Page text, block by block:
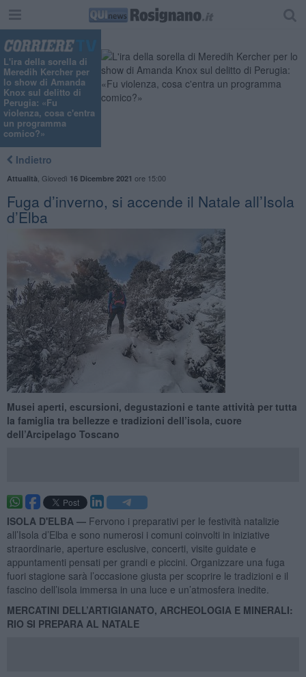
L'ira della sorella di
Meredih Kercher per
lo show di Amanda
Knox sul delitto di
Perugia: «Fu
violenza, cosa c'entra
un programma
comico?»
Indietro
Attualità Giovedì 16 Dicembre 2021 ore 15:00
Fuga d’inverno, si accende il Natale all’Isola
d’Elba
Musei aperti, escursioni, degustazioni e tante attività per tutta
la famiglia tra bellezze e tradizioni dell’isola, cuore
dell’Arcipelago Toscano
ISOLA D'ELBA — Fervono i preparativi per le festività natalizie
all’Isola d’Elba e sono numerosi i comuni coinvolti in iniziative
straordinarie, aperture esclusive, concerti, visite guidate e
appuntamenti pensati per grandi e piccini. Organizzare una fuga
fuori stagione sarà l’occasione giusta per scoprire le tradizioni e il
fascino dell’isola immersa in una luce e un’atmosfera inedite.
MERCATINI DELL’ARTIGIANATO, ARCHEOLOGIA E MINERALI:
RIO SI PREPARA AL NATALE